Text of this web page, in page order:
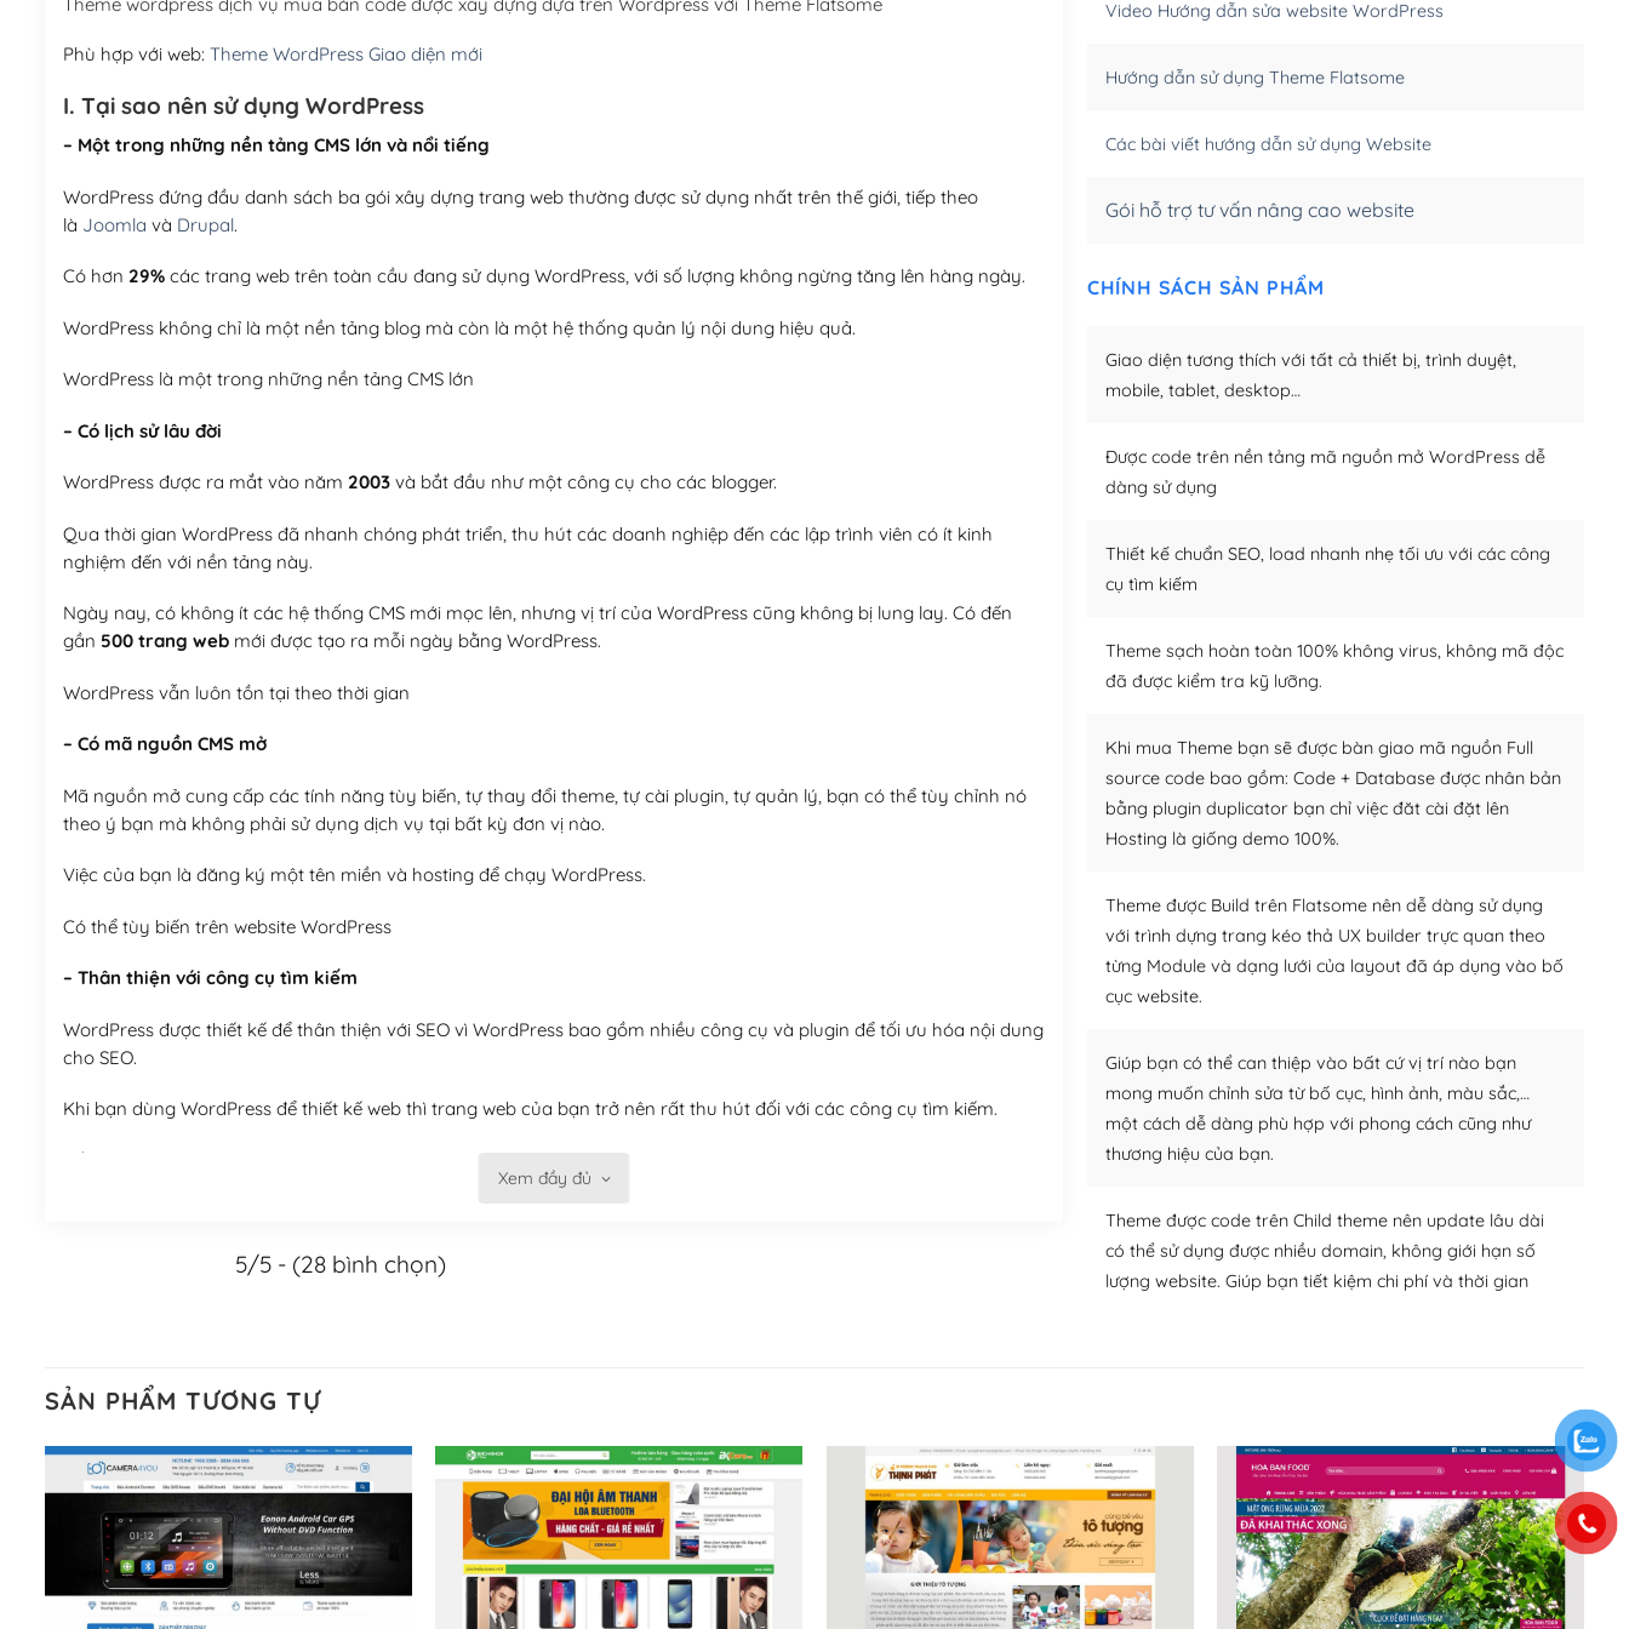
(+950,000₫)
Theme wordpress dịch vụ mua bán code được xây dựng dựa trên Wordpress với Theme Flatsome
Phù hợp với web: Theme WordPress Giao diện mới
I. Tại sao nên sử dụng WordPress
– Một trong những nền tảng CMS lớn và nổi tiếng
WordPress đứng đầu danh sách ba gói xây dựng trang web thường được sử dụng nhất trên thế giới, tiếp theo
là Joomla và Drupal.
Có hơn 29%các trang web trên toàn cầu đang sử dụng WordPress, với số lượng không ngừng tăng lên hàng ngày.
WordPress không chỉ là một nền tảng blog mà còn là một hệ thống quản lý nội dung hiệu quả.
WordPress là một trong những nền tảng CMS lớn
– Có lịch sử lâu đời
WordPress được ra mắt vào năm 2003và bắt đầu như một công cụ cho các blogger.
Qua thời gian WordPress đã nhanh chóng phát triển, thu hút các doanh nghiệp đến các lập trình viên có ít kinh
nghiệm đến với nền tảng này.
Ngày nay, có không ít các hệ thống CMS mới mọc lên, nhưng vị trí của WordPress cũng không bị lung lay. Có đến
gần 500 trang webmới được tạo ra mỗi ngày bằng WordPress.
WordPress vẫn luôn tồn tại theo thời gian
– Có mã nguồn CMS mở
Mã nguồn mở cung cấp các tính năng tùy biến, tự thay đổi theme, tự cài plugin, tự quản lý, bạn có thể tùy chỉnh nó
theo ý bạn mà không phải sử dụng dịch vụ tại bất kỳ đơn vị nào.
Việc của bạn là đăng ký một tên miền và hosting để chạy WordPress.
Có thể tùy biến trên website WordPress
– Thân thiện với công cụ tìm kiếm
WordPress được thiết kế để thân thiện với SEO vì WordPress bao gồm nhiều công cụ và plugin để tối ưu hóa nội dung
cho SEO.
Khi bạn dùng WordPress để thiết kế web thì trang web của bạn trở nên rất thu hút đối với các công cụ tìm kiếm.
Tối ưu hóa công cụ tìm kiếm
Khi bạn sử dụng WordPress, thì vấn đề giao diện của bạn trở nên dễ dàng và nhanh chóng. Với kho Theme
– Sở hữu một cộng đồng lớn, sẵn sàng hỗ trợ
WordPress là nơi lưu trữ cho một diễn đàn cộng đồng khổng lồ được kiểm duyệt bởi các nhân viên và những người
cuồng tín WordPress.
Nếu bạn gặp khó khăn, bạn có thể lên mạng và tìm kiếm những cộng đồng WordPress, họ sẽ giúp bạn trả lời, giải
Xem đầy đủ
5/5 - (28 bình chọn)
Video Hướng dẫn sửa website WordPress
Hướng dẫn sử dụng Theme Flatsome
Các bài viết hướng dẫn sử dụng Website
Gói hỗ trợ tư vấn nâng cao website
CHÍNH SÁCH SẢN PHẨM
Giao diện tương thích với tất cả thiết bị, trình duyệt,
mobile, tablet, desktop…
Được code trên nền tảng mã nguồn mở WordPress dễ
dàng sử dụng
Thiết kế chuẩn SEO, load nhanh nhẹ tối ưu với các công
cụ tìm kiếm
Theme sạch hoàn toàn 100% không virus, không mã độc
đã được kiểm tra kỹ lưỡng.
Khi mua Theme bạn sẽ được bàn giao mã nguồn Full
source code bao gồm: Code + Database được nhân bản
bằng plugin duplicator bạn chỉ việc đăt cài đặt lên
Hosting là giống demo 100%.
Theme được Build trên Flatsome nên dễ dàng sử dụng
với trình dựng trang kéo thả UX builder trực quan theo
từng Module và dạng lưới của layout đã áp dụng vào bố
cục website.
Giúp bạn có thể can thiệp vào bất cứ vị trí nào bạn
mong muốn chỉnh sửa từ bố cục, hình ảnh, màu sắc,…
một cách dễ dàng phù hợp với phong cách cũng như
thương hiệu của bạn.
Theme được code trên Child theme nên update lâu dài
có thể sử dụng được nhiều domain, không giới hạn số
lượng website. Giúp bạn tiết kiệm chi phí và thời gian
SẢN PHẨM TƯƠNG TỰ